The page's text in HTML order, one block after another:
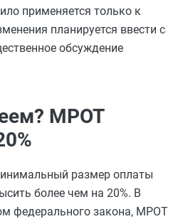
применяется только к
планируется ввести с
обсуждение
МРОТ
размер оплаты
более чем на 20%. В
федерального закона, МРОТ